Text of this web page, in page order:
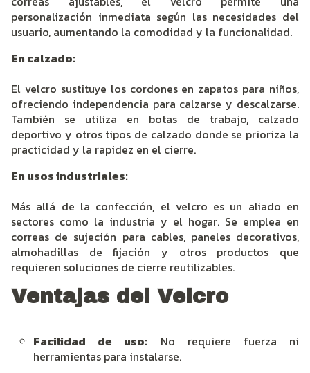
personalización inmediata según las necesidades del
usuario, aumentando la comodidad y la funcionalidad.
En calzado:
El velcro sustituye los cordones en zapatos para niños,
ofreciendo independencia para calzarse y descalzarse.
También se utiliza en botas de trabajo, calzado
deportivo y otros tipos de calzado donde se prioriza la
practicidad y la rapidez en el cierre.
En usos industriales:
Más allá de la confección, el velcro es un aliado en
sectores como la industria y el hogar. Se emplea en
correas de sujeción para cables, paneles decorativos,
almohadillas de fijación y otros productos que
requieren soluciones de cierre reutilizables.
Ventajas del Velcro
Facilidad de uso: No requiere fuerza ni
herramientas para instalarse.